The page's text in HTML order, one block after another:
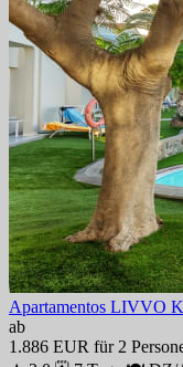
Apartamentos LIVVO
ab
1.886 EUR für 2